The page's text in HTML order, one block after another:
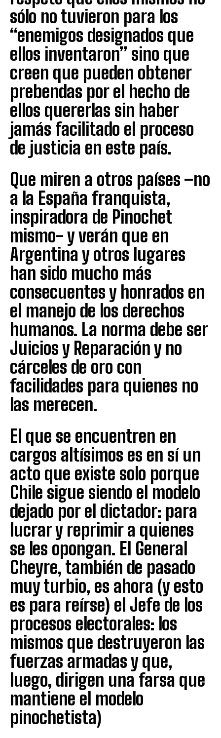
sólo no tuvieron para los
“enemigos designados que
ellos inventaron” sino que
creen que pueden obtener
prebendas por el hecho de
ellos quererlas sin haber
jamás facilitado el proceso
de justicia en este país.
Que miren a otros países –no
a la España franquista,
inspiradora de Pinochet
mismo- y verán que en
Argentina y otros lugares
han sido mucho más
consecuentes y honrados en
el manejo de los derechos
humanos. La norma debe ser
Juicios y Reparación y no
cárceles de oro con
facilidades para quienes no
las merecen.
El que se encuentren en
cargos altísimos es en sí un
acto que existe solo porque
Chile sigue siendo el modelo
dejado por el dictador: para
lucrar y reprimir a quienes
se les opongan. El General
Cheyre, también de pasado
muy turbio, es ahora (y esto
es para reírse) el Jefe de los
procesos electorales: los
mismos que destruyeron las
fuerzas armadas y que,
luego, dirigen una farsa que
mantiene el modelo
pinochetista)